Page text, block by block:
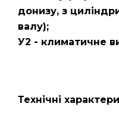
донизу, з
валу);
У2 - климатичне
Технічні